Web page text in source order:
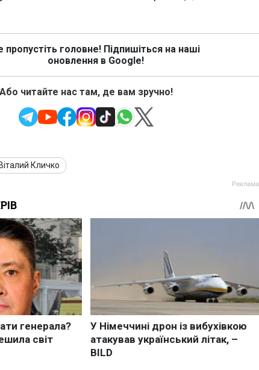
пропустіть головне! Підпишіться на наші
оновлення в Google!
Або читайте нас там, де вам зручно!
Віталий Кличко